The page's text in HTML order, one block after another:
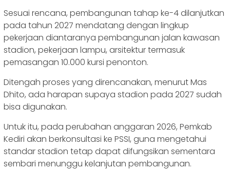
Sesuai rencana, pembangunan tahap ke-4 dilanjutkan
pada tahun 2027 mendatang dengan lingkup
pekerjaan diantaranya pembangunan jalan kawasan
stadion, pekerjaan lampu, arsitektur termasuk
pemasangan 10.000 kursi penonton.
Ditengah proses yang direncanakan, menurut Mas
Dhito, ada harapan supaya stadion pada 2027 sudah
bisa digunakan.
Untuk itu, pada perubahan anggaran 2026, Pemkab
Kediri akan berkonsultasi ke PSSI, guna mengetahui
standar stadion tetap dapat difungsikan sementara
sembari menunggu kelanjutan pembangunan.